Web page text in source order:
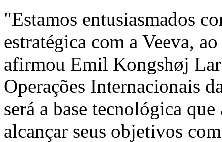
"Estamos entusiasmados
estratégica com a Veeva,
afirmou Emil Kongshøj
Operações Internacionais
será a base tecnológica
alcançar seus objetivos